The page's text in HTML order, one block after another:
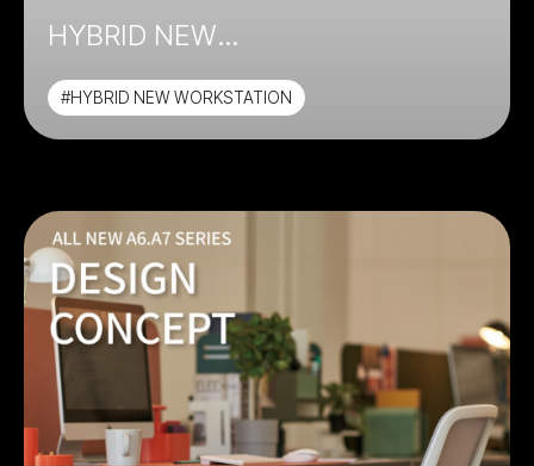
HYBRID NEW
WORKSTATION(2023 코펀)
#HYBRID NEW WORKSTATION